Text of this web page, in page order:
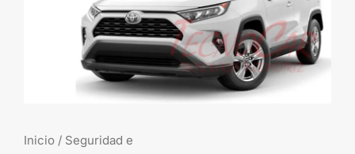
Inicio / Seguridad e
Ampolletas